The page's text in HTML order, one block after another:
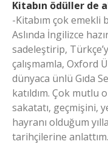
Kitabın ödüller de
-Kitabım çok emekli
Aslında İngilizce
sadeleştirip,
çalışmamla, Oxford
dünyaca ünlü Gıda
katıldım. Çok mutlu
sakatatı, geçmişini,
hayranı olduğum
tarihçilerine anlattım.